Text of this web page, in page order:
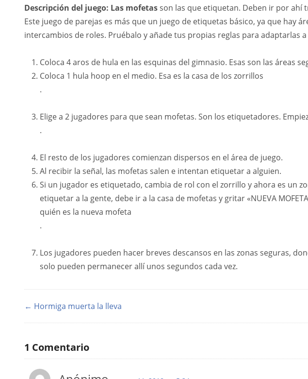
Descripción del juego: Las mofetasson las que etiquetan. Deben ir por ahí
Este juego de parejas es más que un juego de etiquetas básico, ya que hay
intercambios de roles. Pruébalo y añade tus propias reglas para adaptarlas
Coloca 4 aros de hula en las esquinas del gimnasio. Esas son las áreas
Coloca 1 hula hoop en el medio. Esa es la casa de los zorrillos
.
Elige a 2 jugadores para que sean mofetas. Son los etiquetadores.
.
El resto de los jugadores comienzan dispersos en el área de juego.
Al recibir la señal, las mofetas salen e intentan etiquetar a alguien.
Si un jugador es etiquetado, cambia de rol con el zorrillo y ahora es un
etiquetar a la gente, debe ir a la casa de mofetas y gritar «NUEVA
quién es la nueva mofeta
.
Los jugadores pueden hacer breves descansos en las zonas seguras,
solo pueden permanecer allí unos segundos cada vez.
← Hormiga muerta la lleva
1 Comentario